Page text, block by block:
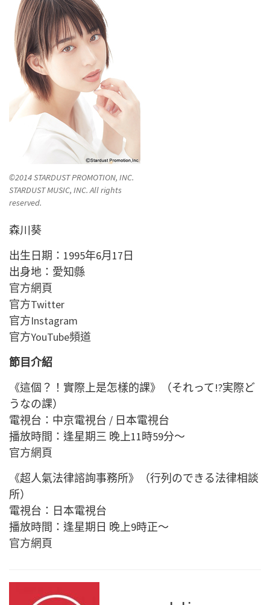
©2014 STARDUST PROMOTION, INC.
STARDUST MUSIC, INC. All rights
reserved.
森川葵
出生日期：1995年6月17日
出身地：愛知縣
官方網頁
官方Twitter
官方Instagram
官方YouTube頻道
節目介紹
《這個？！實際上是怎樣的課》（それって!?実際ど
うなの課）
電視台：中京電視台 / 日本電視台
播放時間：逢星期三 晚上11時59分～
官方網頁
《超人氣法律諮詢事務所》（行列のできる法律相談
所）
電視台：日本電視台
播放時間：逢星期日 晚上9時正～
官方網頁